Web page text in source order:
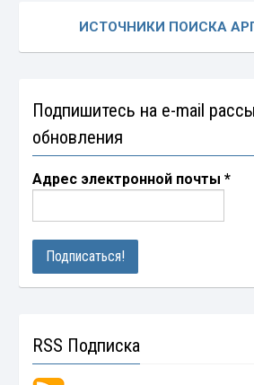
ИСТОЧНИКИ ПОИСКА
Подпишитесь на e-mail
обновления
Адрес электронной почты*
RSS Подписка